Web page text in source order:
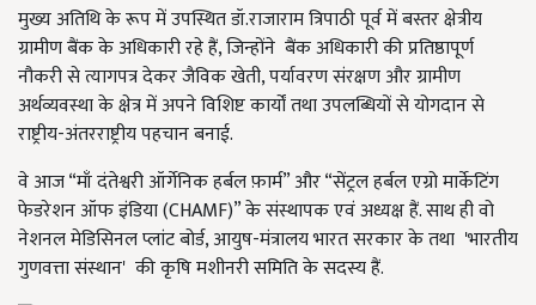
मुख्य अतिथि के रूप में उपस्थित डॉ.राजाराम त्रिपाठी पूर्व में बस्तर क्षेत्रीय
ग्रामीण बैंक के अधिकारी रहे हैं, जिन्होंने बैंक अधिकारी की प्रतिष्ठापूर्ण
नौकरी से त्यागपत्र देकर जैविक खेती, पर्यावरण संरक्षण और ग्रामीण
अर्थव्यवस्था के क्षेत्र में अपने विशिष्ट कार्यों तथा उपलब्धियों से योगदान से
राष्ट्रीय-अंतरराष्ट्रीय पहचान बनाई.
वे आज “माँ दंतेश्वरी ऑर्गेनिक हर्बल फ़ार्म” और “सेंट्रल हर्बल एग्रो मार्केटिंग
फेडरेशन ऑफ इंडिया (CHAMF)” के संस्थापक एवं अध्यक्ष हैं. साथ ही वो
नेशनल मेडिसिनल प्लांट बोर्ड, आयुष-मंत्रालय भारत सरकार के तथा 'भारतीय
गुणवत्ता संस्थान' की कृषि मशीनरी समिति के सदस्य हैं.